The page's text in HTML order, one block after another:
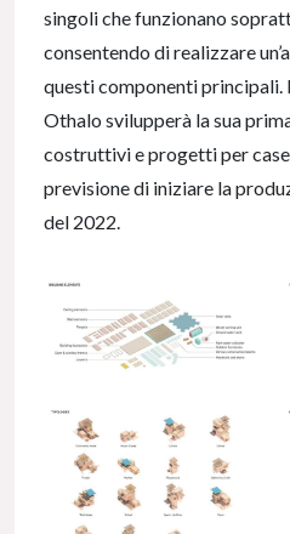
singoli che funzionano
consentendo di realizzare
questi componenti principali.
Othalo svilupperà la sua
costruttivi e progetti per
previsione di iniziare la
del 2022.